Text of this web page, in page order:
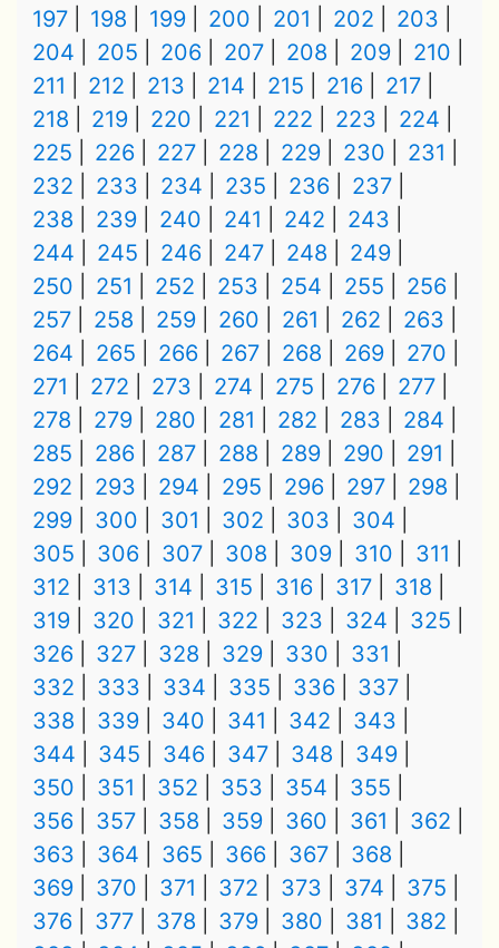
197
198 199 200 201 202
203
204
205 206 207 208 209
210
211
212 213 214 215 216
217
218
219 220 221 222 223
224
225
226 227 228 229 230
231
232
233 234 235 236
237
238
239 240 241 242
243
244
245 246 247 248
249
250
251 252 253 254 255
256
257
258 259 260 261 262
263
264
265 266 267 268 269
270
271
272 273 274 275 276
277
278
279 280 281 282 283
284
285
286 287 288 289 290
291
292
293 294 295 296 297
298
299
300 301 302 303
304
305
306 307 308 309 310
311
312
313 314 315 316 317
318
319
320 321 322 323 324
325
326
327 328 329 330
331
332
333 334 335 336
337
338
339 340 341 342
343
344
345 346 347 348
349
350
351 352 353 354
355
356
357 358 359 360 361
362
363
364 365 366 367
368
369
370 371 372 373 374
375
376
377 378 379 380 381
382